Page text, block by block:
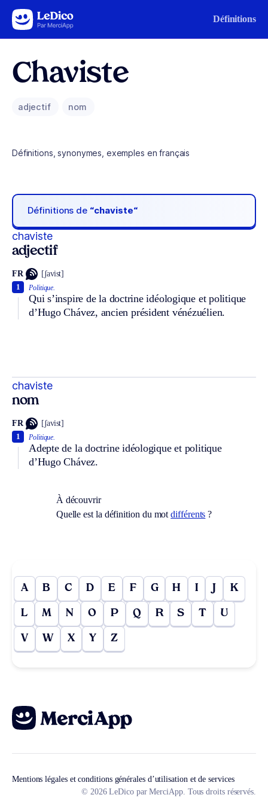
Aller au contenu Définitions
Chaviste
adjectif nom
Définitions, synonymes, exemples en français
Définitions de “chaviste“
chaviste
adjectif
FR [ʃavist]
Politique.
Qui s’inspire de la doctrine idéologique et politique
d’Hugo Chávez, ancien président vénézuélien.
1
chaviste
nom
FR [ʃavist]
Politique.
Adepte de la doctrine idéologique et politique
d’Hugo Chávez.
1
À découvrir
Quelle est la définition du motdifférents ?
A B C D E F G H I J K
L M N O P Q R S T U
V W X Y Z
Mentions légales et conditions générales d’utilisation et de services
© 2026 LeDico par MerciApp. Tous droits réservés.